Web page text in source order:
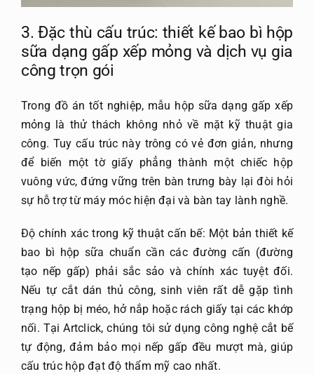
3. Đặc thù cấu trúc: thiết kế bao bì hộp
sữa dạng gấp xếp mỏng và dịch vụ gia
công trọn gói
Trong đồ án tốt nghiệp, mẫu hộp sữa dạng gấp xếp
mỏng là thử thách không nhỏ về mặt kỹ thuật gia
công. Tuy cấu trúc này trông có vẻ đơn giản, nhưng
để biến một tờ giấy phẳng thành một chiếc hộp
vuông vức, đứng vững trên bàn trưng bày lại đòi hỏi
sự hỗ trợ từ máy móc hiện đại và bàn tay lành nghề.
Độ chính xác trong kỹ thuật cấn bế: Một bản thiết kế
bao bì hộp sữa chuẩn cần các đường cấn (đường
tạo nếp gấp) phải sắc sảo và chính xác tuyệt đối.
Nếu tự cắt dán thủ công, sinh viên rất dễ gặp tình
trạng hộp bị méo, hở nắp hoặc rách giấy tại các khớp
nối. Tại Artclick, chúng tôi sử dụng công nghệ cắt bế
tự động, đảm bảo mọi nếp gấp đều mượt mà, giúp
cấu trúc hộp đạt độ thẩm mỹ cao nhất.